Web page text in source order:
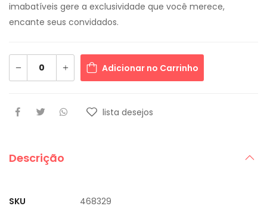
imabatíveis gere a exclusividade que você merece,
encante seus convidados.
Adicionar no Carrinho
lista desejos
Descrição
SKU 468329